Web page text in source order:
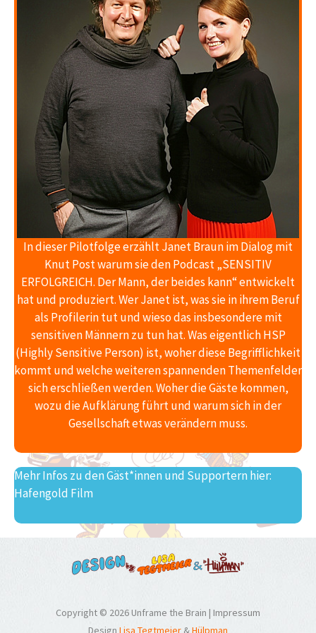
In dieser Pilotfolge erzählt Janet Braun im Dialog mit
Knut Post warum sie den Podcast „SENSITIV
ERFOLGREICH. Der Mann, der beides kann“ entwickelt
hat und produziert. Wer Janet ist, was sie in ihrem Beruf
als Profilerin tut und wieso das insbesondere mit
sensitiven Männern zu tun hat. Was eigentlich HSP
(Highly Sensitive Person) ist, woher diese Begrifflichkeit
kommt und welche weiteren spannenden Themenfelder
sich erschließen werden. Woher die Gäste kommen,
wozu die Aufklärung führt und warum sich in der
Gesellschaft etwas verändern muss.
Mehr Infos zu den Gäst*innen und Supportern hier:
Hafengold Film
Copyright © 2026 Unframe the Brain | Impressum
Design Lisa Tegtmeier &Hülpman